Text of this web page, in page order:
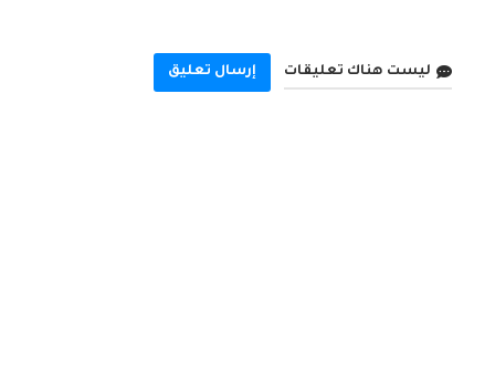
ليست هناك تعليقات إرسال تعليق